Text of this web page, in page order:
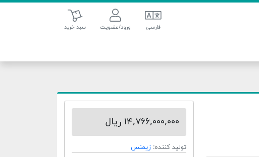
فارسی ورود/عضویت
سبد خرید
سبد خرید
۱۴,۷۶۶,۰۰۰,۰۰۰ ریال
تولید کننده: زیمنس